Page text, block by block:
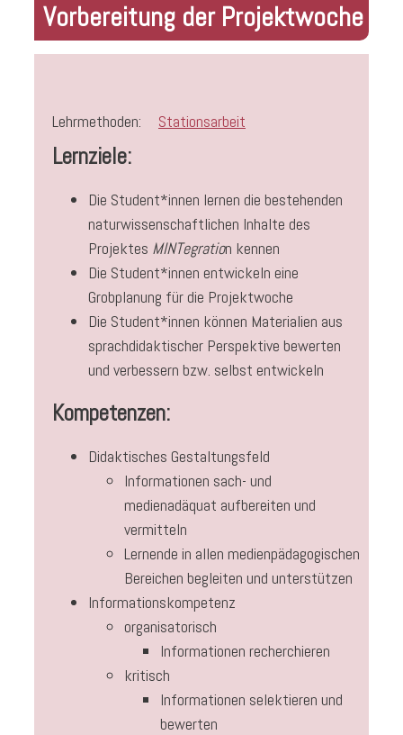
Vorbereitung der Projektwoche
Lehrmethoden: Stationsarbeit
Lernziele:
Die Student*innen lernen die bestehenden
naturwissenschaftlichen Inhalte des
Projektes MINTegration kennen
Die Student*innen entwickeln eine
Grobplanung für die Projektwoche
Die Student*innen können Materialien aus
sprachdidaktischer Perspektive bewerten
und verbessern bzw. selbst entwickeln
Kompetenzen:
Didaktisches Gestaltungsfeld
Informationen sach- und
medienadäquat aufbereiten und
vermitteln
Lernende in allen medienpädagogischen
Bereichen begleiten und unterstützen
Informationskompetenz
organisatorisch
Informationen recherchieren
kritisch
Informationen selektieren und
bewerten